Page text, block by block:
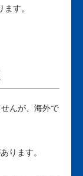
す。
んが、海外で
ります。